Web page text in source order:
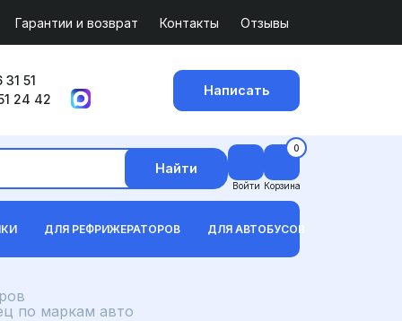
Гарантии и возврат Контакты Отзывы
51
24 42
Написать
Найти
Войти
0
Корзина
ДЛЯ РЕФРИЖЕРАТОРОВ ДЛЯ АВТОБУСОВ
по маркам авто